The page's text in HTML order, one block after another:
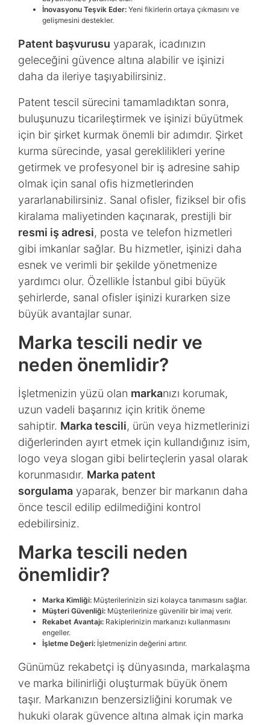
İnovasyonu Teşvik Eder: Yeni fikirlerin ortaya çıkmasını ve
gelişmesini destekler.
Patent başvurusu yaparak, icadınızın
geleceğini güvence altına alabilir ve işinizi
daha da ileriye taşıyabilirsiniz.
Patent tescil sürecini tamamladıktan sonra,
buluşunuzu ticarileştirmek ve işinizi büyütmek
için bir şirket kurmak önemli bir adımdır. Şirket
kurma sürecinde, yasal gereklilikleri yerine
getirmek ve profesyonel bir iş adresine sahip
olmak için sanal ofis hizmetlerinden
yararlanabilirsiniz. Sanal ofisler, fiziksel bir ofis
kiralama maliyetinden kaçınarak, prestijli bir
resmi iş adresi, posta ve telefon hizmetleri
gibi imkanlar sağlar. Bu hizmetler, işinizi daha
esnek ve verimli bir şekilde yönetmenize
yardımcı olur. Özellikle İstanbul gibi büyük
şehirlerde, sanal ofisler işinizi kurarken size
büyük avantajlar sunar.
Marka tescili nedir ve
neden önemlidir?
İşletmenizin yüzü olan markanızı korumak,
uzun vadeli başarınız için kritik öneme
sahiptir. Marka tescili, ürün veya hizmetlerinizi
diğerlerinden ayırt etmek için kullandığınız isim,
logo veya slogan gibi belirteçlerin yasal olarak
korunmasıdır. Marka patent
sorgulama yaparak, benzer bir markanın daha
önce tescil edilip edilmediğini kontrol
edebilirsiniz.
Marka tescili neden
önemlidir?
Marka Kimliği: Müşterilerinizin sizi kolayca tanımasını sağlar.
Müşteri Güvenliği: Müşterilerinize güvenilir bir imaj verir.
Rekabet Avantajı: Rakiplerinizin markanızı kullanmasını
engeller.
İşletme Değeri: İşletmenizin değerini artırır.
Günümüz rekabetçi iş dünyasında, markalaşma
ve marka bilinirliği oluşturmak büyük önem
taşır. Markanızın benzersizliğini korumak ve
hukuki olarak güvence altına almak için marka